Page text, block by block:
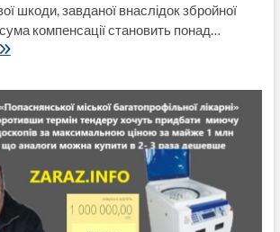
шкоди, завданої внаслідок збройної
сума компенсації становить понад…
Києва